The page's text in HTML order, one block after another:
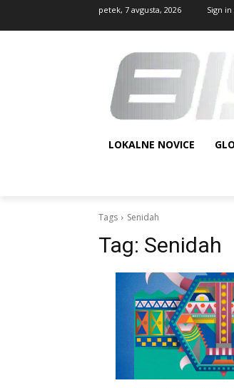
petek, 7 avgusta, 2026 Sign in
LOKALNE NOVICE
Tags Senidah
Tag: Senidah